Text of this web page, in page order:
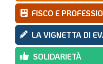
FISCO E
LA VIGNETTA DI
SOLIDARIETÀ